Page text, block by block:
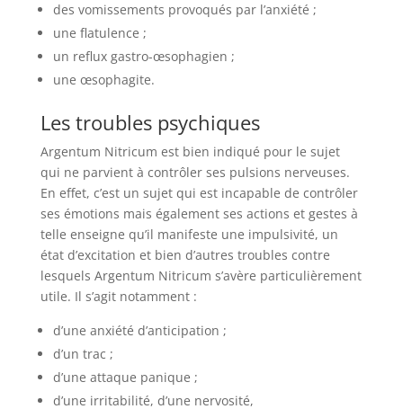
des vomissements provoqués par l’anxiété ;
une flatulence ;
un reflux gastro-œsophagien ;
une œsophagite.
Les troubles psychiques
Argentum Nitricum est bien indiqué pour le sujet
qui ne parvient à contrôler ses pulsions nerveuses.
En effet, c’est un sujet qui est incapable de contrôler
ses émotions mais également ses actions et gestes à
telle enseigne qu’il manifeste une impulsivité, un
état d’excitation et bien d’autres troubles contre
lesquels Argentum Nitricum s’avère particulièrement
utile. Il s’agit notamment :
d’une anxiété d’anticipation ;
d’un trac ;
d’une attaque panique ;
d’une irritabilité, d’une nervosité,